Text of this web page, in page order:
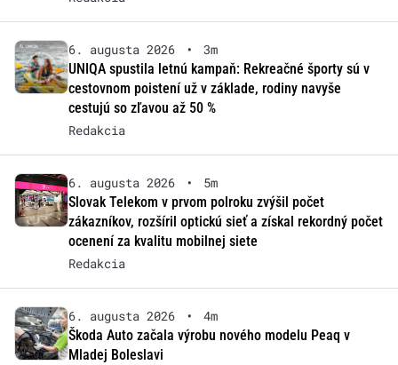
6. augusta 2026 •
3m
UNIQA spustila letnú kampaň: Rekreačné športy sú v
cestovnom poistení už v základe, rodiny navyše
cestujú so zľavou až 50 %
Redakcia
6. augusta 2026 •
5m
Slovak Telekom v prvom polroku zvýšil počet
zákazníkov, rozšíril optickú sieť a získal rekordný počet
ocenení za kvalitu mobilnej siete
Redakcia
6. augusta 2026 •
4m
Škoda Auto začala výrobu nového modelu Peaq v
Mladej Boleslavi